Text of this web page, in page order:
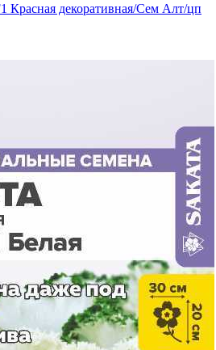
Красная декоративная/Сем Алт/цп